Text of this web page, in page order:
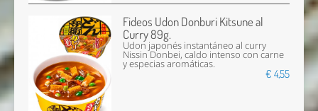
Fideos Udon Donburi Kitsune al
Curry 89g.
Udon japonés instantáneo al curry
Nissin Donbei, caldo intenso con carne
y especias aromáticas.
€ 4,55